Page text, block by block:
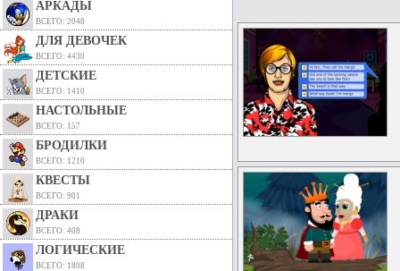
АРКАДЫ
ВСЕГО: 2048
ДЛЯ ДЕВОЧЕК
ВСЕГО: 4430
ДЕТСКИЕ
ВСЕГО: 1410
НАСТОЛЬНЫЕ
ВСЕГО: 157
БРОДИЛКИ
ВСЕГО: 1210
КВЕСТЫ
ВСЕГО: 901
ДРАКИ
ВСЕГО: 408
ЛОГИЧЕСКИЕ
ВСЕГО: 1808